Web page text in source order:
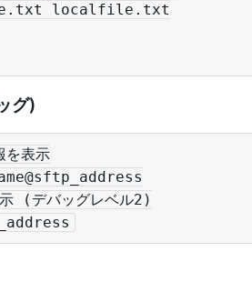
localfile.txt
グ)
を表示
(デバッグレベル2)